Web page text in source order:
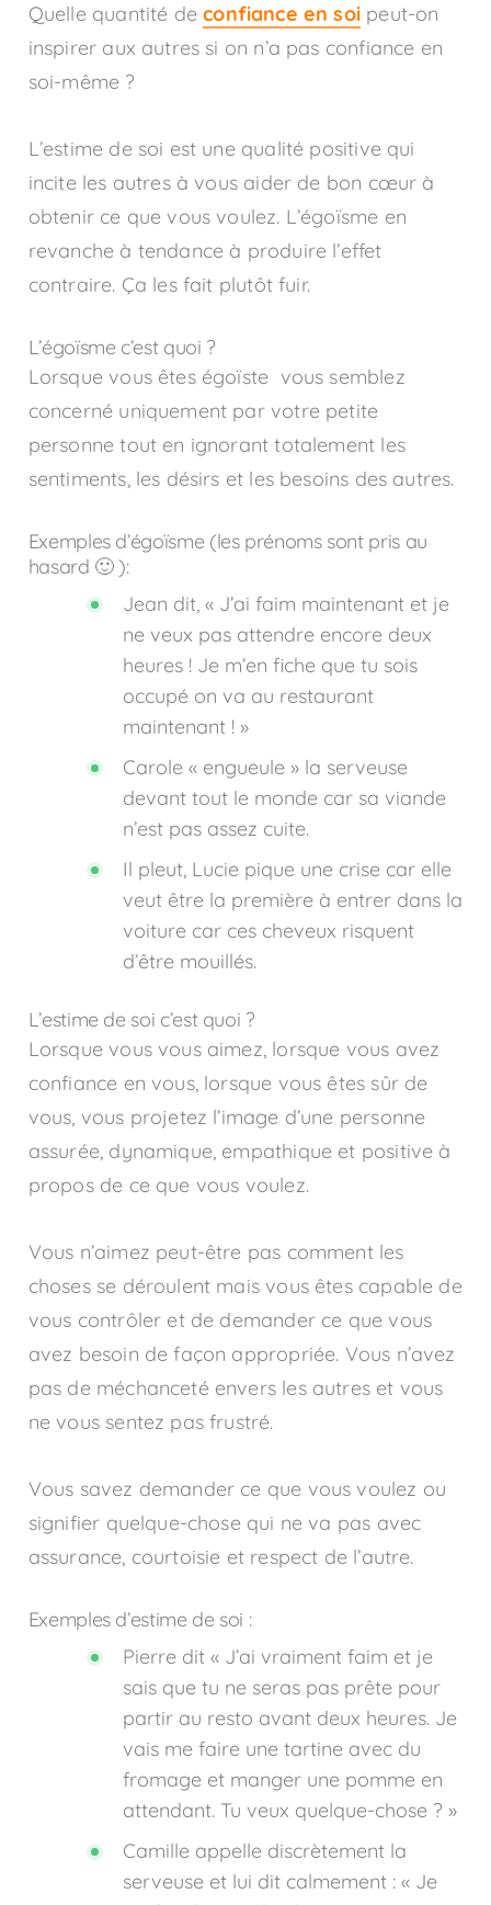
Quelle quantité deconfiance en soi peut-on
inspirer aux autres si on n’a pas confiance en
soi-même ?
L’estime de soi est une qualité positive qui
incite les autres à vous aider de bon cœur à
obtenir ce que vous voulez. L’égoïsme en
revanche à tendance à produire l’effet
contraire. Ça les fait plutôt fuir.
L’égoïsme c’est quoi ?
Lorsque vous êtes égoïste vous semblez
concerné uniquement par votre petite
personne tout en ignorant totalement les
sentiments, les désirs et les besoins des autres.
Exemples d’égoïsme (les prénoms sont pris au
hasard 🙂 ):
Jean dit, « J’ai faim maintenant et je
ne veux pas attendre encore deux
heures ! Je m’en fiche que tu sois
occupé on va au restaurant
maintenant ! »
Carole « engueule » la serveuse
devant tout le monde car sa viande
n’est pas assez cuite.
Il pleut, Lucie pique une crise car elle
veut être la première à entrer dans la
voiture car ces cheveux risquent
d’être mouillés.
L’estime de soi c’est quoi ?
Lorsque vous vous aimez, lorsque vous avez
confiance en vous, lorsque vous êtes sûr de
vous, vous projetez l’image d’une personne
assurée, dynamique, empathique et positive à
propos de ce que vous voulez.
Vous n’aimez peut-être pas comment les
choses se déroulent mais vous êtes capable de
vous contrôler et de demander ce que vous
avez besoin de façon appropriée. Vous n’avez
pas de méchanceté envers les autres et vous
ne vous sentez pas frustré.
Vous savez demander ce que vous voulez ou
signifier quelque-chose qui ne va pas avec
assurance, courtoisie et respect de l’autre.
Exemples d’estime de soi :
Pierre dit « J’ai vraiment faim et je
sais que tu ne seras pas prête pour
partir au resto avant deux heures. Je
vais me faire une tartine avec du
fromage et manger une pomme en
attendant. Tu veux quelque-chose ? »
Camille appelle discrètement la
serveuse et lui dit calmement : « Je